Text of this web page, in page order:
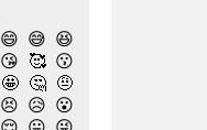
😄 😅 😆
😘 🥰 😗
🤩 🤔 🤨
😣 😥 😮